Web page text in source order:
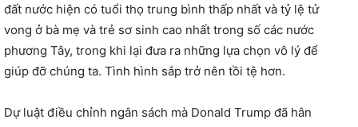
đất nước hiện có tuổi thọ trung bình thấp nhất và tỷ lệ tử
vong ở bà mẹ và trẻ sơ sinh cao nhất trong số các nước
phương Tây, trong khi lại đưa ra những lựa chọn vô lý để
giúp đỡ chúng ta. Tình hình sắp trở nên tồi tệ hơn.
Dự luật điều chỉnh ngân sách mà Donald Trump đã hân